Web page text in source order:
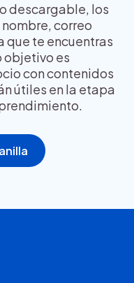
descargable, los
correo
que te encuentras
objetivo es
con contenidos
útiles en la etapa